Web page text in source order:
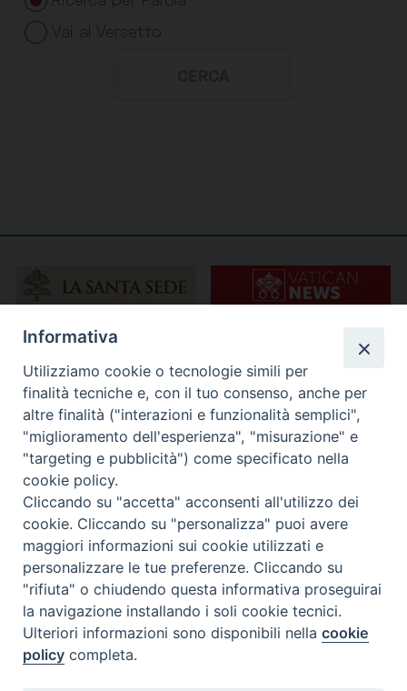
Informativa
Utilizziamo cookie o tecnologie simili per
finalità tecniche e, con il tuo consenso, anche per
altre finalità ("interazioni e funzionalità semplici",
"miglioramento dell'esperienza", "misurazione" e
"targeting e pubblicità") come specificato nella
cookie policy.
Cliccando su "accetta" acconsenti all'utilizzo dei
cookie. Cliccando su "personalizza" puoi avere
maggiori informazioni sui cookie utilizzati e
personalizzare le tue preferenze. Cliccando su
"rifiuta" o chiudendo questa informativa proseguirai
la navigazione installando i soli cookie tecnici.
Ulteriori informazioni sono disponibili nellacookie
policy completa.